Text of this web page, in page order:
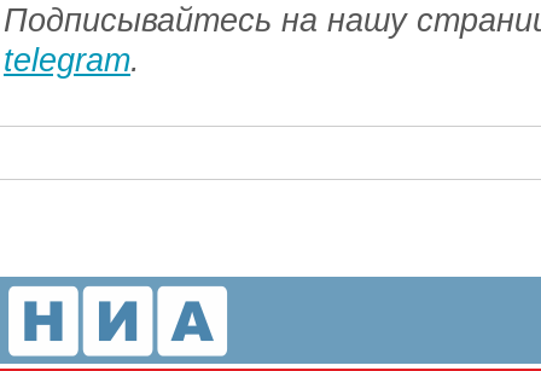
Подписывайтесь на нашу
telegram.